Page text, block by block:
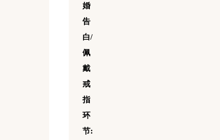
婚
告
白/
佩
戴
戒
指
环
节: